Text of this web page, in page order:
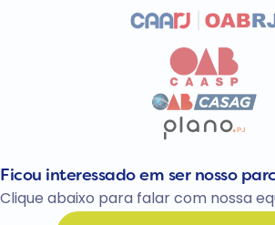
Ficou interessado em ser nosso
Clique abaixo para falar com nossa